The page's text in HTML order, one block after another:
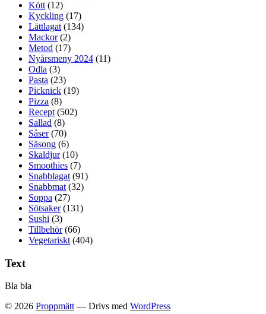
Kött (12)
Kyckling (17)
Lättlagat (134)
Mackor(2)
Metod (17)
Nyårsmeny 2024 (11)
Odla (3)
Pasta (23)
Picknick (19)
Pizza (8)
Recept (502)
Sallad (8)
Såser(70)
Säsong (6)
Skaldjur(10)
Smoothies (7)
Snabblagat (91)
Snabbmat (32)
Soppa (27)
Sötsaker(131)
Sushi (3)
Tillbehör(66)
Vegetariskt (404)
Text
Bla bla
© 2026 Proppmätt — Drivs med WordPress